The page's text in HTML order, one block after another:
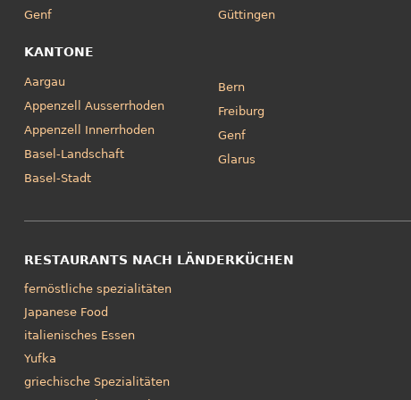
Genf
Güttingen
KANTONE
Aargau
Appenzell Ausserrhoden
Appenzell Innerrhoden
Basel-Landschaft
Basel-Stadt
Bern
Freiburg
Genf
Glarus
RESTAURANTS NACH LÄNDERKÜCHEN
fernöstliche spezialitäten
Japanese Food
italienisches Essen
Yufka
griechische Spezialitäten